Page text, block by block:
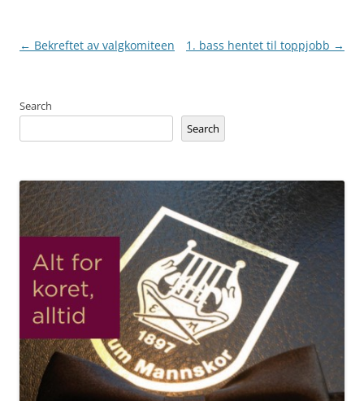
Post
← Bekreftet av valgkomiteen 1. bass hentet til toppjobb →
Search
Search